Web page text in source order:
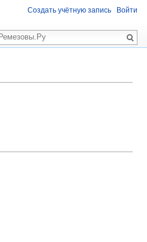
Создать учётную запись Войти